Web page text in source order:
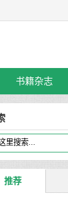
书籍杂志
推荐